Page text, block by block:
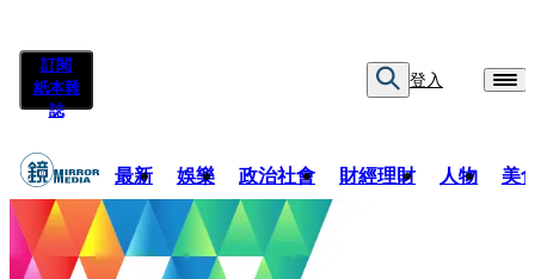
訂閱
紙本雜
誌
登入
最新 娛樂 政治社會 財經理財 人物 美